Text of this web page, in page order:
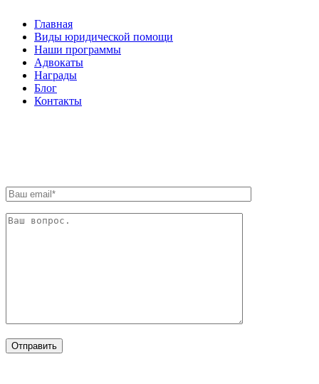
Главная
Виды юридической помощи
Наши программы
Адвокаты
Награды
Блог
Контакты